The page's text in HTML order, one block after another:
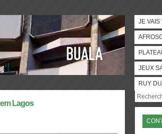
JE VAIS
JEUX
RUY
Lagos